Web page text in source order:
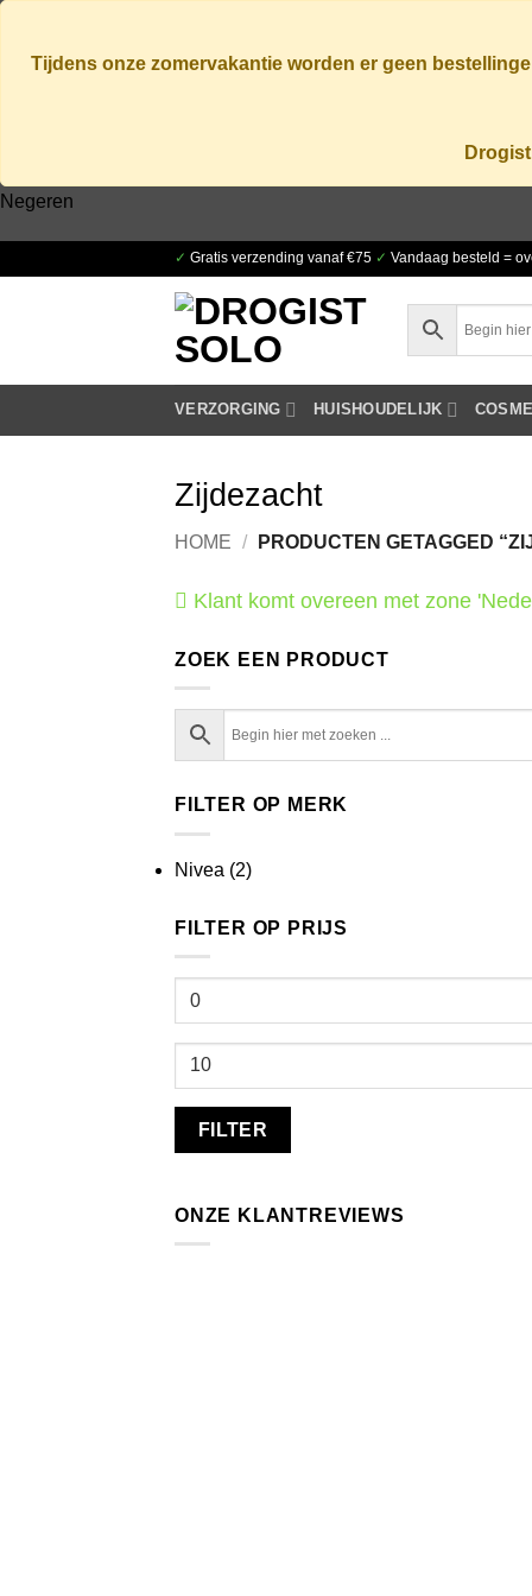
Tijdens onze zomervakantie worden er geen
Negeren
✓ Gratis verzending vanaf €75 ✓ Vandaag besteld =
VERZORGING HUISHOUDELIJK
Zijdezacht
HOME / PRODUCTEN GETAGGED
Klant komt overeen met zone
ZOEK EEN PRODUCT
FILTER OP MERK
Nivea (2)
FILTER OP PRIJS
Min.
Max.
FILTER
ONZE KLANTREVIEWS